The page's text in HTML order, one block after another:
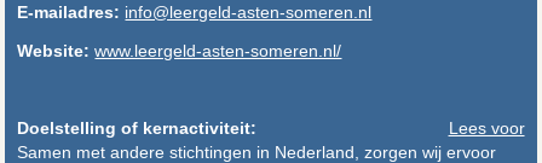
E-mailadres: info@leergeld-asten-someren.nl
Website: www.leergeld-asten-someren.nl/
Lees voor
Doelstelling of kernactiviteit:
Samen met andere stichtingen in Nederland, zorgen wij ervoor